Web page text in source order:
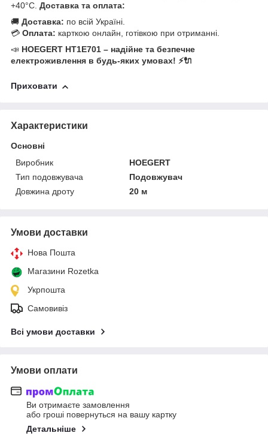
+40°C. Доставка та оплата:
🚚 Доставка: по всій Україні.
💳 Оплата: карткою онлайн, готівкою при отриманні.
📣 HOEGERT HT1E701 – надійне та безпечне
електроживлення в будь-яких умовах! ⚡🔌
Приховати
Характеристики
Основні
Виробник
HOEGERT
Тип подовжувача
Подовжувач
Довжина дроту
20 м
Умови доставки
Нова Пошта
Магазини Rozetka
Укрпошта
Самовивіз
Всі умови доставки
Умови оплати
Ви отримаєте замовлення
або гроші повернуться на вашу картку
Детальніше